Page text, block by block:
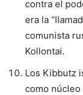
contra el
era la
comunista
Kollontai.
Los Kibbutz
como núcleo